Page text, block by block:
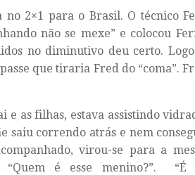
no 2×1 para o Brasil. O técnico
não se mexe” e colocou
no diminutivo deu certo.
que tiraria Fred do “coma”.
e as filhas, estava assistindo
saiu correndo atrás e nem
virou-se para a
“Quem é esse menino?”.